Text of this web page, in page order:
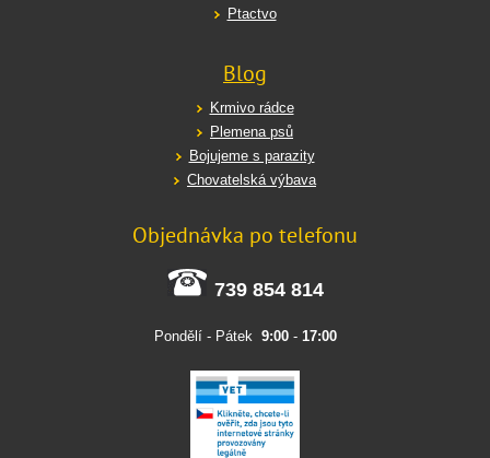
Ptactvo
Blog
Krmivo rádce
Plemena psů
Bojujeme s parazity
Chovatelská výbava
Objednávka po telefonu
739 854 814
Pondělí - Pátek 9:00- 17:00